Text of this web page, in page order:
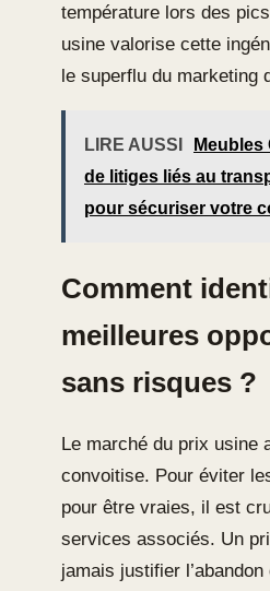
température lors des
usine valorise cette
le superflu du marketing
LIRE AUSSI
Meubles
de litiges liés au
pour sécuriser votre
Comment
meilleures
sans risques ?
Le marché du prix usine
convoitise. Pour éviter
pour être vraies, il est
services associés. Un
jamais justifier